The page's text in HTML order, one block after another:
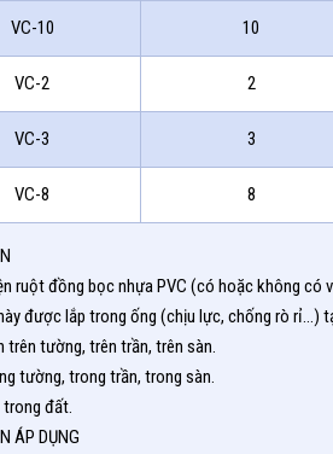
VC-10 10
VC-2 2
VC-3 3
VC-8 8
ruột đồng bọc nhựa PVC (có hoặc không có
được lắp trong ống (chịu lực, chống rò rỉ…)
trên tường, trên trần, trên sàn.
tường, trong trần, trong sàn.
đất.
ÁP DỤNG